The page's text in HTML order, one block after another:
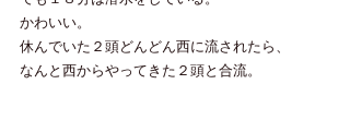
かわいい。
休んでいた２頭どんどん西に流されたら、
なんと西からやってきた２頭と合流。